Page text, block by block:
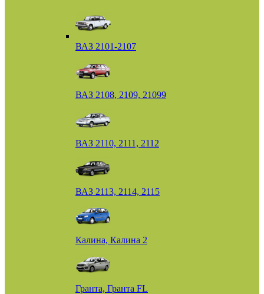
ВАЗ 2101-2107
ВАЗ 2108, 2109, 21099
ВАЗ 2110, 2111, 2112
ВАЗ 2113, 2114, 2115
Калина, Калина 2
Гранта, Гранта FL